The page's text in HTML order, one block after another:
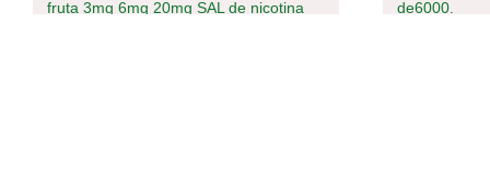
fruta 3mg 6mg 20mg SAL de nicotina
de6000.